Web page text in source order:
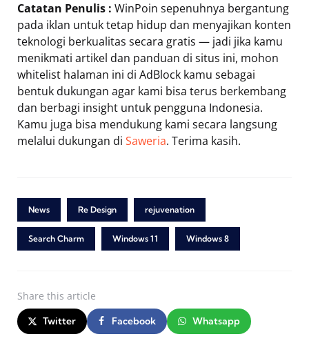
Catatan Penulis : WinPoin sepenuhnya bergantung
pada iklan untuk tetap hidup dan menyajikan konten
teknologi berkualitas secara gratis — jadi jika kamu
menikmati artikel dan panduan di situs ini, mohon
whitelist halaman ini di AdBlock kamu sebagai
bentuk dukungan agar kami bisa terus berkembang
dan berbagi insight untuk pengguna Indonesia.
Kamu juga bisa mendukung kami secara langsung
melalui dukungan di Saweria. Terima kasih.
News Re Design rejuvenation
Search Charm Windows 11 Windows 8
Share this article
Twitter Facebook Whatsapp